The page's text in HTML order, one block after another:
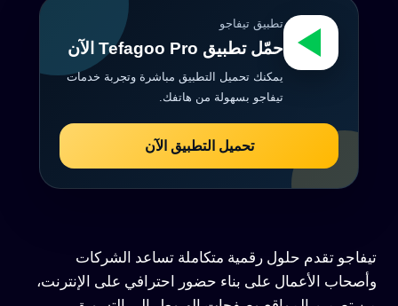
تطبيق تيفاجو
حمّل تطبيق Tefagoo Pro الآن
يمكنك تحميل التطبيق مباشرة وتجربة خدمات
تيفاجو بسهولة من هاتفك.
تحميل التطبيق الآن
تيفاجو تقدم حلول رقمية متكاملة تساعد الشركات
وأصحاب الأعمال على بناء حضور احترافي على الإنترنت،